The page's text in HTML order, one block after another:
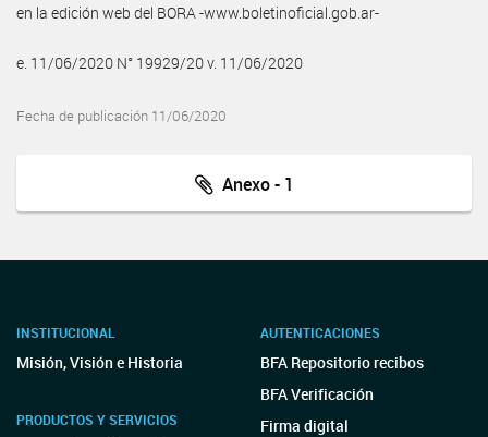
en la edición web del BORA -www.boletinoficial.gob.ar-
e. 11/06/2020 N° 19929/20 v. 11/06/2020
Fecha de publicación 11/06/2020
Anexo - 1
INSTITUCIONAL
Misión, Visión e Historia
PRODUCTOS Y SERVICIOS
AUTENTICACIONES
BFA Repositorio recibos
BFA Verificación
Firma digital